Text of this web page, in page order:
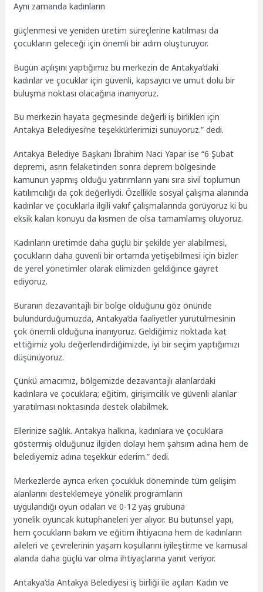
Aynı zamanda kadınların
güçlenmesi ve yeniden üretim süreçlerine katılması da
çocukların geleceği için önemli bir adım oluşturuyor.
Bugün açılışını yaptığımız bu merkezin de Antakya’daki
kadınlar ve çocuklar için güvenli, kapsayıcı ve umut dolu bir
buluşma noktası olacağına inanıyoruz.
Bu merkezin hayata geçmesinde değerli iş birlikleri için
Antakya Belediyesi’ne teşekkürlerimizi sunuyoruz.” dedi.
Antakya Belediye Başkanı İbrahim Naci Yapar ise “6 Şubat
depremi, asrın felaketinden sonra deprem bölgesinde
kamunun yapmış olduğu yatırımların yanı sıra sivil toplumun
katılımcılığı da çok değerliydi. Özellikle sosyal çalışma alanında
kadınlar ve çocuklarla ilgili vakıf çalışmalarında görüyoruz ki bu
eksik kalan konuyu da kısmen de olsa tamamlamış oluyoruz.
Kadınların üretimde daha güçlü bir şekilde yer alabilmesi,
çocukların daha güvenli bir ortamda yetişebilmesi için bizler
de yerel yönetimler olarak elimizden geldiğince gayret
ediyoruz.
Buranın dezavantajlı bir bölge olduğunu göz önünde
bulundurduğumuzda, Antakya’da faaliyetler yürütülmesinin
çok önemli olduğuna inanıyoruz. Geldiğimiz noktada kat
ettiğimiz yolu değerlendirdiğimizde, iyi bir seçim yaptığımızı
düşünüyoruz.
Çünkü amacımız, bölgemizde dezavantajlı alanlardaki
kadınlara ve çocuklara; eğitim, girişimcilik ve güvenli alanlar
yaratılması noktasında destek olabilmek.
Ellerinize sağlık. Antakya halkına, kadınlara ve çocuklara
göstermiş olduğunuz ilgiden dolayı hem şahsım adına hem de
belediyemiz adına teşekkür ederim.” dedi.
Merkezlerde ayrıca erken çocukluk döneminde tüm gelişim
alanlarını desteklemeye yönelik programların
uygulandığı oyun odaları ve 0-12 yaş grubuna
yönelik oyuncak kütüphaneleri yer alıyor. Bu bütünsel yapı,
hem çocukların bakım ve eğitim ihtiyacına hem de kadınların
aileleri ve çevrelerinin yaşam koşullarını iyileştirme ve kamusal
alanda daha güçlü var olma ihtiyaçlarına yanıt veriyor.
Antakya’da Antakya Belediyesi iş birliği ile açılan Kadın ve